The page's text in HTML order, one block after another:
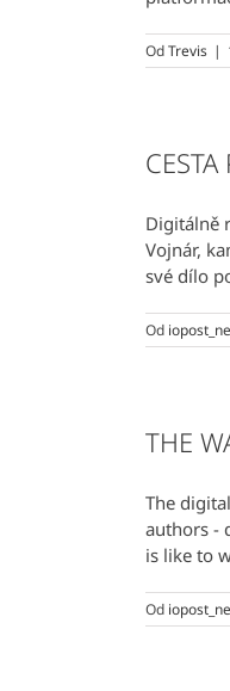
OdTrevis |
Digitálně
Vojnár,
své dílo
Od
THE
The
authors -
is like to
Od